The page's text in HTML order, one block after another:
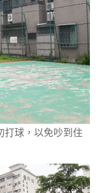
打球，以免吵到住